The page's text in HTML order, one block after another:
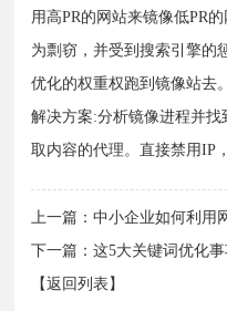
用高PR的网站来镜像低PR
为剽窃，并受到搜索引擎的
优化的权重权跑到镜像站去。
解决方案:分析镜像进程并
取内容的代理。直接禁用IP
上一篇：中小企业如何利用
下一篇：这5大关键词优化
【返回列表】